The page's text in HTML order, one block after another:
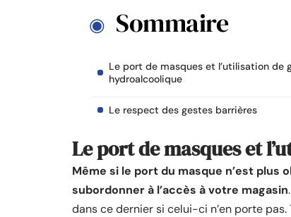
Sommaire
Le port de masques et l’utilisation de
hydroalcoolique
Le respect des gestes barrières
Le port de masques et
Même si le port du masque n’est
subordonner à l’accès à votre magasin
dans ce dernier si celui-ci n’en porte